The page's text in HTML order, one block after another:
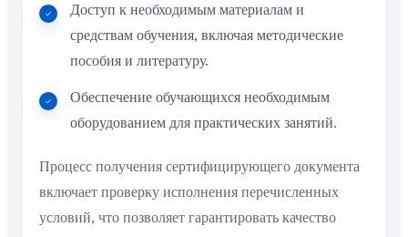
Доступ к необходимым материалам и
средствам обучения, включая методические
пособия и литературу.
Обеспечение обучающихся необходимым
оборудованием для практических занятий.
Процесс получения сертифицирующего документа
включает проверку исполнения перечисленных
условий, что позволяет гарантировать качество